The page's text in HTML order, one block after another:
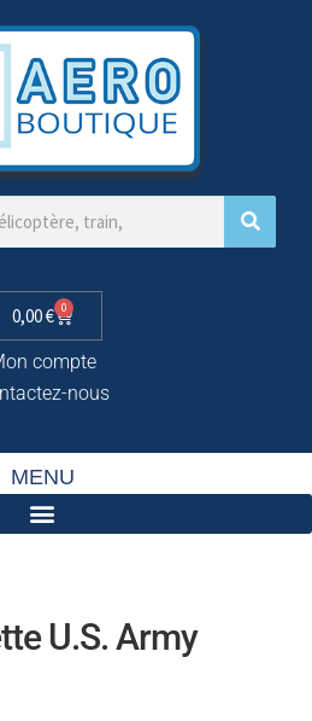
0,00€ 0
compte
nous
MENU
U.S. Army